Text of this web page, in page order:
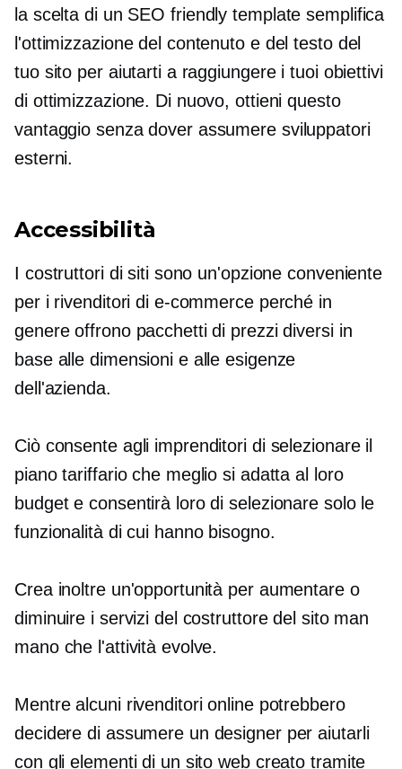
la scelta di un SEO friendly template semplifica
l'ottimizzazione del contenuto e del testo del
tuo sito per aiutarti a raggiungere i tuoi obiettivi
di ottimizzazione. Di nuovo, ottieni questo
vantaggio senza dover assumere sviluppatori
esterni.
Accessibilità
I costruttori di siti sono un'opzione conveniente
per i rivenditori di e-commerce perché in
genere offrono pacchetti di prezzi diversi in
base alle dimensioni e alle esigenze
dell'azienda.
Ciò consente agli imprenditori di selezionare il
piano tariffario che meglio si adatta al loro
budget e consentirà loro di selezionare solo le
funzionalità di cui hanno bisogno.
Crea inoltre un'opportunità per aumentare o
diminuire i servizi del costruttore del sito man
mano che l'attività evolve.
Mentre alcuni rivenditori online potrebbero
decidere di assumere un designer per aiutarli
con gli elementi di un sito web creato tramite